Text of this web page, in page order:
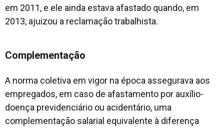
em 2011, e ele ainda estava afastado quando, em
2013, ajuizou a reclamação trabalhista.
Complementação
A norma coletiva em vigor na época assegurava aos
empregados, em caso de afastamento por auxílio-
doença previdenciário ou acidentário, uma
complementação salarial equivalente à diferença